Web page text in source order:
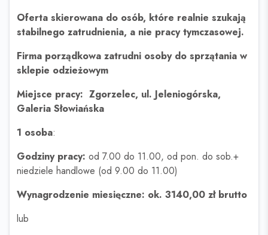
Oferta skierowana do osób, które realnie szukają
stabilnego zatrudnienia, a nie pracy tymczasowej.
Firma porządkowa zatrudni osoby do sprzątania w
sklepie odzieżowym
Miejsce pracy: Zgorzelec, ul. Jeleniogórska,
Galeria Słowiańska
1 osoba:
Godziny pracy: od 7.00 do 11.00, od pon. do sob.+
niedziele handlowe (od 9.00 do 11.00)
Wynagrodzenie miesięczne: ok. 3140,00 zł brutto
lub